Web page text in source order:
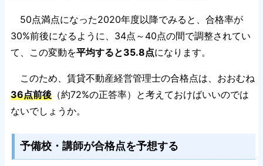
50点満点になった2020年度以降でみると、合格率が
30%前後になるように、34点～40点の間で調整されてい
て、この変動を平均すると35.8点になります。
このため、賃貸不動産経営管理士の合格点は、おおむね
36点前後 （約72%の正答率）と考えておけばいいのでは
ないでしょうか。
予備校・講師が合格点を予想する